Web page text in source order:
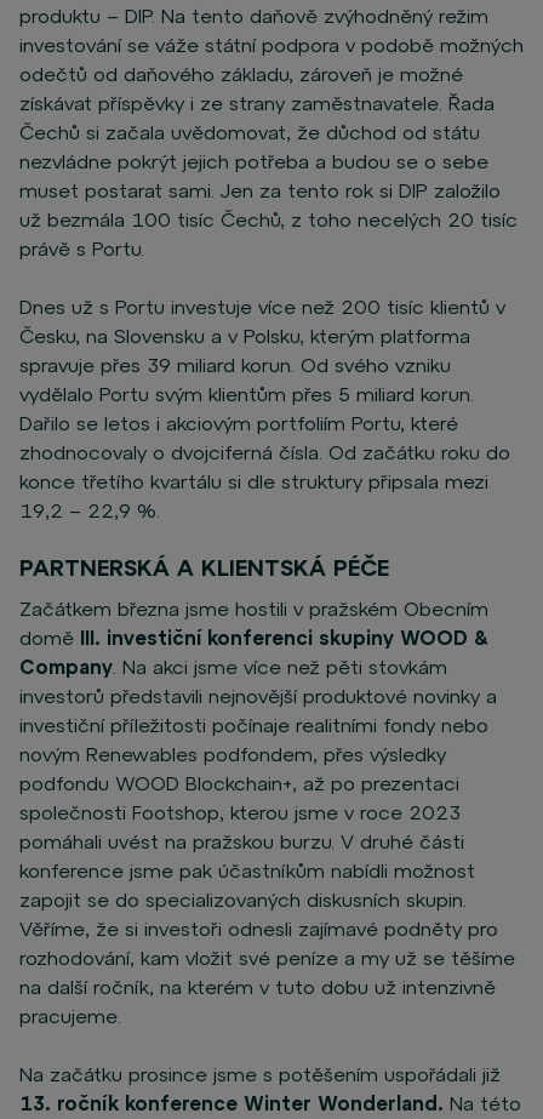
produktu – DIP. Na tento daňově zvýhodněný režim
investování se váže státní podpora v podobě možných
odečtů od daňového základu, zároveň je možné
získávat příspěvky i ze strany zaměstnavatele. Řada
Čechů si začala uvědomovat, že důchod od státu
nezvládne pokrýt jejich potřeba a budou se o sebe
muset postarat sami. Jen za tento rok si DIP založilo
už bezmála 100 tisíc Čechů, z toho necelých 20 tisíc
právě s Portu.
Dnes už s Portu investuje více než 200 tisíc klientů v
Česku, na Slovensku a v Polsku, kterým platforma
spravuje přes 39 miliard korun. Od svého vzniku
vydělalo Portu svým klientům přes 5 miliard korun.
Dařilo se letos i akciovým portfoliím Portu, které
zhodnocovaly o dvojciferná čísla. Od začátku roku do
konce třetího kvartálu si dle struktury připsala mezi
19,2 – 22,9 %.
PARTNERSKÁ A KLIENTSKÁ PÉČE
Začátkem března jsme hostili v pražském Obecním
domě III. investiční konferenci skupiny WOOD &
Company . Na akci jsme více než pěti stovkám
investorů představili nejnovější produktové novinky a
investiční příležitosti počínaje realitními fondy nebo
novým Renewables podfondem, přes výsledky
podfondu WOOD Blockchain+, až po prezentaci
společnosti Footshop, kterou jsme v roce 2023
pomáhali uvést na pražskou burzu. V druhé části
konference jsme pak účastníkům nabídli možnost
zapojit se do specializovaných diskusních skupin.
Věříme, že si investoři odnesli zajímavé podněty pro
rozhodování, kam vložit své peníze a my už se těšíme
na další ročník, na kterém v tuto dobu už intenzivně
pracujeme.
Na začátku prosince jsme s potěšením uspořádali již
13. ročník konference Winter Wonderland. Na této